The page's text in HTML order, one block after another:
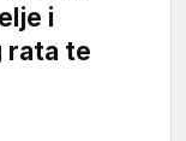
i
rata te